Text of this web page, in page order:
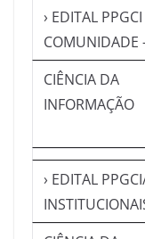
› EDITAL
COMUNIDADE
CIÊNCIA DA
INFORMAÇÃO
› EDITAL